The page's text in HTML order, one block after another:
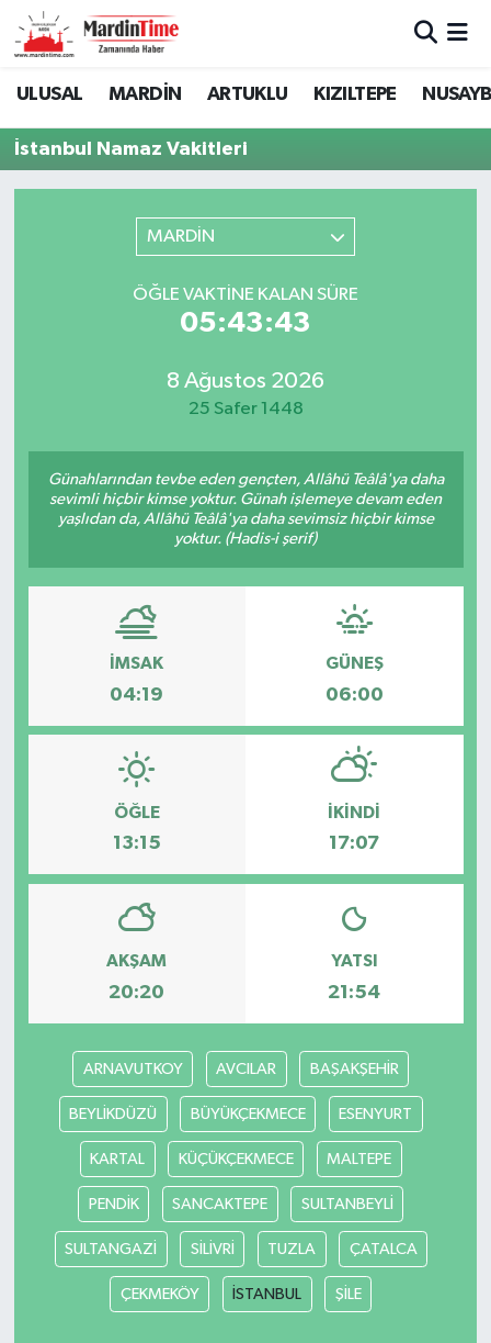
ULUSAL MARDİN ARTUKLU KIZILTEPE
İstanbul Namaz Vakitleri
MARDİN
ÖĞLE VAKTINE KALAN SÜRE
05:43:43
8 Ağustos 2026
25 Safer 1448
Günahlarından tevbe eden gençten, Allâhü Teâlâ'ya daha
sevimli hiçbir kimse yoktur. Günah işlemeye devam eden
yaşlıdan da, Allâhü Teâlâ'ya daha sevimsiz hiçbir kimse
yoktur. (Hadis-i şerif)
İMSAK
04:19
GÜNEŞ
06:00
ÖĞLE
13:15
İKINDI
17:07
AKŞAM
20:20
YATSI
21:54
ARNAVUTKOY AVCILAR BAŞAKŞEHİR
BEYLİKDÜZÜ BÜYÜKÇEKMECE ESENYURT
KARTAL KÜÇÜKÇEKMECE MALTEPE
PENDİK SANCAKTEPE SULTANBEYLİ
SULTANGAZİ SİLİVRİ TUZLA ÇATALCA
ÇEKMEKÖY İSTANBUL ŞİLE
Mardin Nöbetçi Eczaneler
Mardin Hava Durumu
Mardin Namaz Vakitleri
Mardin Trafik Yoğunluk Haritası
Son Dakika Haberleri
Haber Arşivi